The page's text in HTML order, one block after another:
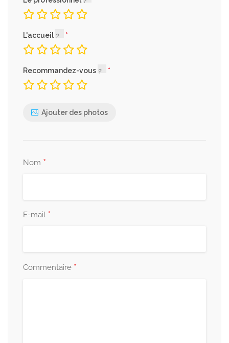
L'accueil
Recommandez-vous
Ajouter des photos
Nom *
E-mail *
Commentaire *